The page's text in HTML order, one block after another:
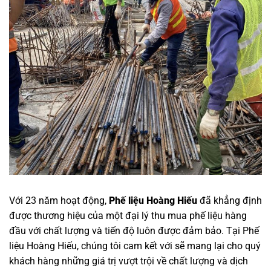
Với 23 năm hoạt động, Phế liệu Hoàng Hiếu đã khẳng định
được thương hiệu của một đại lý thu mua phế liệu hàng
đầu với chất lượng và tiến độ luôn được đảm bảo. Tại Phế
liệu Hoàng Hiếu, chúng tôi cam kết với sẽ mang lại cho quý
khách hàng những giá trị vượt trội về chất lượng và dịch